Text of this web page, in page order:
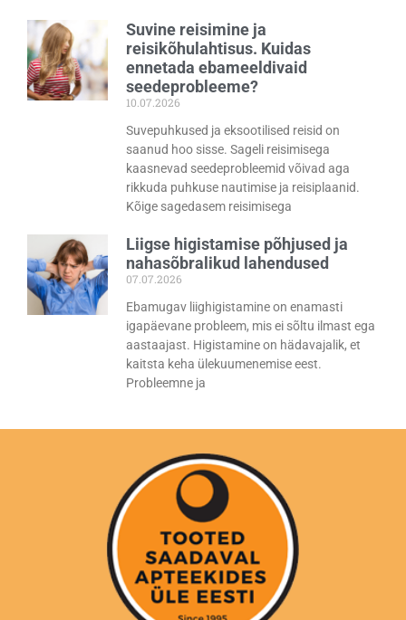
Suvine reisimine ja
reisikõhulahtisus. Kuidas
ennetada ebameeldivaid
seedeprobleeme?
10.07.2026
Suvepuhkused ja eksootilised reisid on
saanud hoo sisse. Sageli reisimisega
kaasnevad seedeprobleemid võivad aga
rikkuda puhkuse nautimise ja reisiplaanid.
Kõige sagedasem reisimisega
Liigse higistamise põhjused ja
nahasõbralikud lahendused
07.07.2026
Ebamugav liighigistamine on enamasti
igapäevane probleem, mis ei sõltu ilmast ega
aastaajast. Higistamine on hädavajalik, et
kaitsta keha ülekuumenemise eest.
Probleemne ja